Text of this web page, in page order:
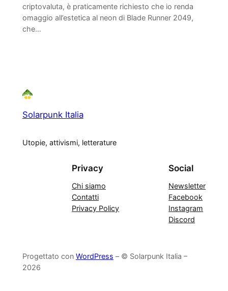
criptovaluta, è praticamente richiesto che io renda
omaggio all’estetica al neon di Blade Runner 2049,
che…
Solarpunk Italia
Utopie, attivismi, letterature
Privacy
Chi siamo
Contatti
Privacy Policy
Social
Newsletter
Facebook
Instagram
Discord
Progettato con WordPress – © Solarpunk Italia –
2026